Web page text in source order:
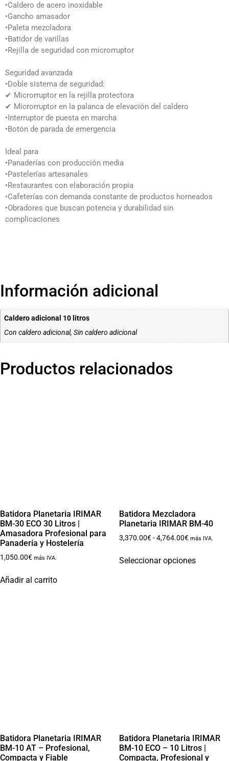
•Caldero de acero inoxidable
•Gancho amasador
•Paleta mezcladora
•Batidor de varillas
•Rejilla de seguridad con microrruptor
Seguridad avanzada
•Doble sistema de seguridad:
✔ Microrruptor en la rejilla protectora
✔ Microrruptor en la palanca de elevación del caldero
•Interruptor de puesta en marcha
•Botón de parada de emergencia
Ideal para
•Panaderías con producción media
•Pastelerías artesanales
•Restaurantes con elaboración propia
•Cafeterías con demanda constante de productos horneados
•Obradores que buscan potencia y durabilidad sin
complicaciones
Información adicional
Caldero adicional 10 litros
Con caldero adicional, Sin caldero adicional
Productos relacionados
Batidora Planetaria IRIMAR
BM-30 ECO 30 Litros |
Amasadora Profesional para
Panadería y Hostelería
1,050.00€ más IVA.
Añadir al carrito
Batidora Mezcladora
Planetaria IRIMAR BM-40
3,370.00€-4,764.00€ más IVA.
Seleccionar opciones
Batidora Planetaria IRIMAR
BM-10 AT – Profesional,
Compacta y Fiable
Batidora Planetaria IRIMAR
BM-10 ECO – 10 Litros |
Compacta, Profesional y